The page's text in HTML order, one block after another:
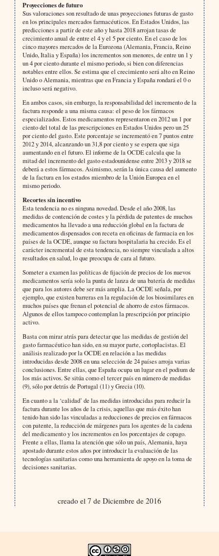
Proyecciones de futuro
Sus valoraciones son resultado de unas proyecciones futuras de gasto
en los principales mercados farmacéuticos. En Estados Unidos, las
predicciones a partir de este año y hasta 2018 arrojan tasas de
crecimiento anual de entre el 4 y el 5 por ciento. En el caso de los
cinco mayores mercados de la Eurozona (Alemania, Francia, Reino
Unido, Italia y España) los incrementos son menores, de entre un 1 y
un 4 por ciento durante el mismo periodo, si bien con diferencias
notables entre ellos. Se estima que el crecimiento será alto en Reino
Unido o Alemania, mientras que en Francia y España rondará el 0 o
incluso será negativo.
En ambos casos, sin embargo, la responsabilidad del incremento de la
factura responde a una misma causa: el peso de los fármacos
especializados. Estos medicamentos representaron en 2012 un 1 por
ciento del total de las prescripciones en Estados Unidos pero un 25
por ciento del gasto. Este porcentaje se incrementó en 7 puntos entre
2012 y 2014, alcanzando un 31,8 por ciento y se espera que siga
aumentando en el futuro. El informe de la OCDE calcula que la
mitad del incremento del gasto estadounidense entre 2013 y 2018 se
deberá a estos fármacos. Asimismo, serán la única causa del aumento
de la factura en los estados miembro de la Unión Europea en el
mismo periodo.
Recortes sin incentivo
Esta tendencia no es ninguna novedad. Desde el año 2008, las
medidas de contención de costes y la pérdida de patentes de muchos
medicamentos ha llevado a una reducción global en la factura de
medicamentos dispensados con receta en oficinas de farmacia en los
países de la OCDE, aunque su factura hospitalaria ha crecido. Es el
carácter incremental de esta tendencia, no siempre vinculada a altos
resultados en salud, lo que preocupa de cara al futuro.
Someter a examen las políticas de fijación de precios de los nuevos
medicamentos sería solo la punta de lanza de una batería de medidas
que para los autores debe ser más amplia. La OCDE señala, por
ejemplo, que existen barreras en la regulación de los biosimilares en
muchos países que frenan el potencial de ahorro de estos fármacos.
Algunos de ellos tampoco contemplan la prescripción por principio
activo.
Basta con mirar atrás para detectar que las medidas de gestión del
gasto farmacéutico han sido, en su mayor parte, cortoplacistas. El
análisis realizado por la OCDE en relación a las medidas
introducidas desde 2008 en una selección de 24 países arroja varias
conclusiones. Entre ellas, que España ocupa un lugar en el podium de
los más activos. Se sitúa como el tercer país en número de medidas
(9), sólo por detrás de Portugal (11) y Grecia (10).
En cuanto a la ‘calidad’ de las medidas introducidas para reducir la
factura durante los años de la crisis, aquellas que más éxito han
tenido han sido las vinculadas a reducciones de precios en fármacos
con patente, la reducción de márgenes para los agentes de la cadena
del medicamento y los incrementos en los porcentajes de copago.
Frente a ellas, llama la atención que sólo un país, Alemania, haya
apostado durante estos años por introducir la evaluación de las
tecnologías sanitarias como una herramienta de apoyo en la toma de
decisiones sanitarias.
creado el 7 de Diciembre de 2016